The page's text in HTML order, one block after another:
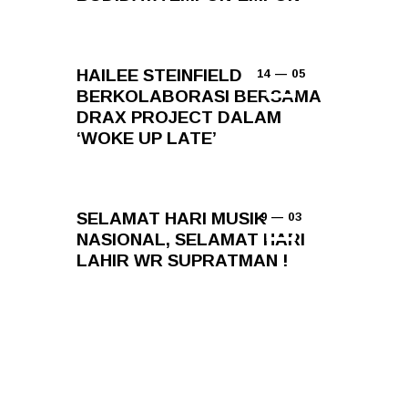
14 — 05
HAILEE STEINFIELD
BERKOLABORASI BERSAMA
DRAX PROJECT DALAM
‘WOKE UP LATE’
9 — 03
SELAMAT HARI MUSIK
NASIONAL, SELAMAT HARI
LAHIR WR SUPRATMAN !